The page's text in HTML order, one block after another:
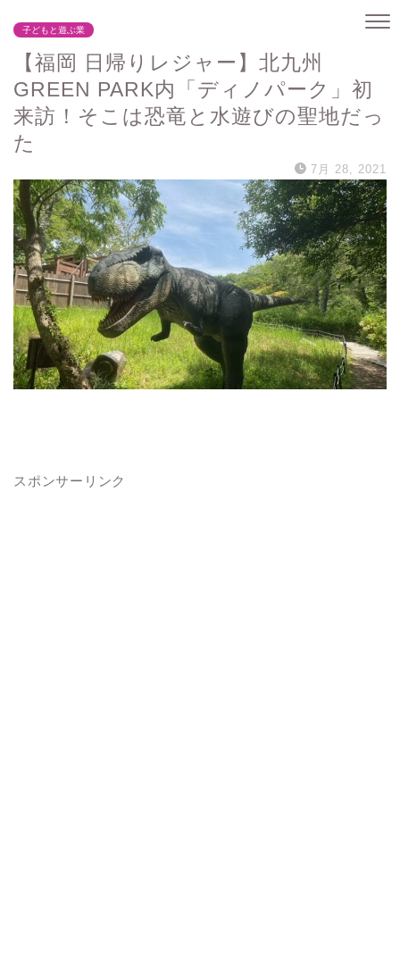
子どもと遊ぶ業
【福岡 日帰りレジャー】北九州
GREEN PARK内「ディノパーク」初
来訪！そこは恐竜と水遊びの聖地だっ
た
7月 28, 2021
スポンサーリンク